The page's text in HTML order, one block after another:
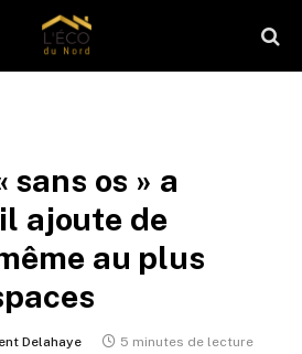
sans os » a
ajoute de
au plus
Delahaye 5 minutes de lecture